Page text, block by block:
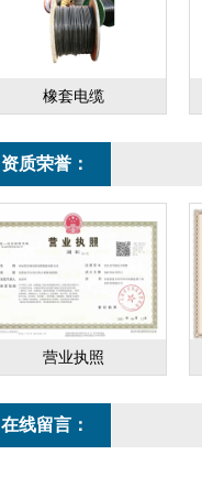
橡套电缆
资质荣誉：
营业执照
在线留言：